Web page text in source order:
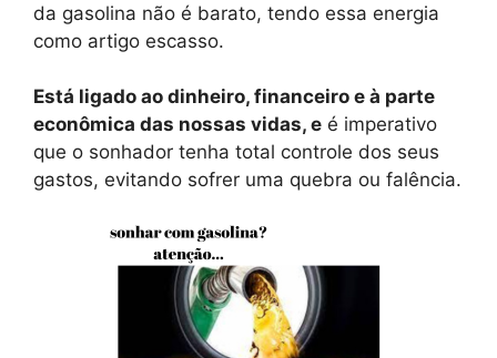
da gasolina não é barato, tendo essa energia
como artigo escasso.
Está ligado ao dinheiro, financeiro e à parte
econômica das nossas vidas, e é imperativo
que o sonhador tenha total controle dos seus
gastos, evitando sofrer uma quebra ou falência.